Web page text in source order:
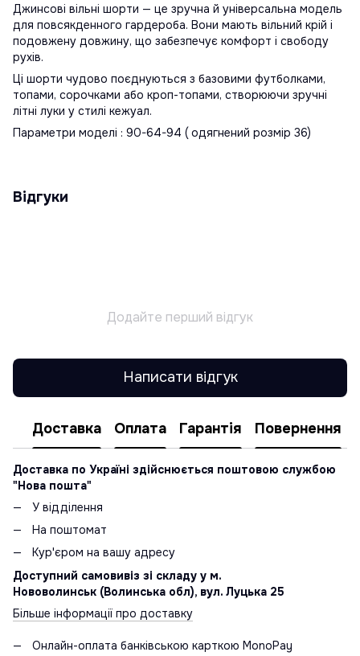
Джинсові вільні шорти — це зручна й універсальна модель
для повсякденного гардероба. Вони мають вільний крій і
подовжену довжину, що забезпечує комфорт і свободу
рухів.
Ці шорти чудово поєднуються з базовими футболками,
топами, сорочками або кроп-топами, створюючи зручні
літні луки у стилі кежуал.
Параметри моделі : 90-64-94 ( одягнений розмір 36)
Відгуки
Додайте перший відгук
Написати відгук
Доставка Оплата Гарантія Повернення
Доставка по Україні здійснюється поштовою службою
"Нова пошта"
У відділення
На поштомат
Кур'єром на вашу адресу
Доступний самовивіз зі складу у м.
Нововолинськ (Волинська обл), вул. Луцька 25
Більше інформації про доставку
Онлайн-оплата банківською карткою MonoPay